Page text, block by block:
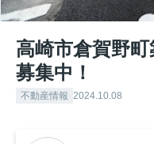
高崎市倉賀野
募集中！
不動産情報 2024.10.08